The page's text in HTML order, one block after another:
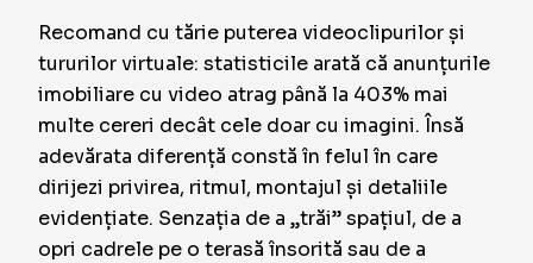
Recomand cu tărie puterea videoclipurilor și
tururilor virtuale: statisticile arată că anunțurile
imobiliare cu video atrag până la 403% mai
multe cereri decât cele doar cu imagini. Însă
adevărata diferență constă în felul în care
dirijezi privirea, ritmul, montajul și detaliile
evidențiate. Senzația de a „trăi” spațiul, de a
opri cadrele pe o terasă însorită sau de a